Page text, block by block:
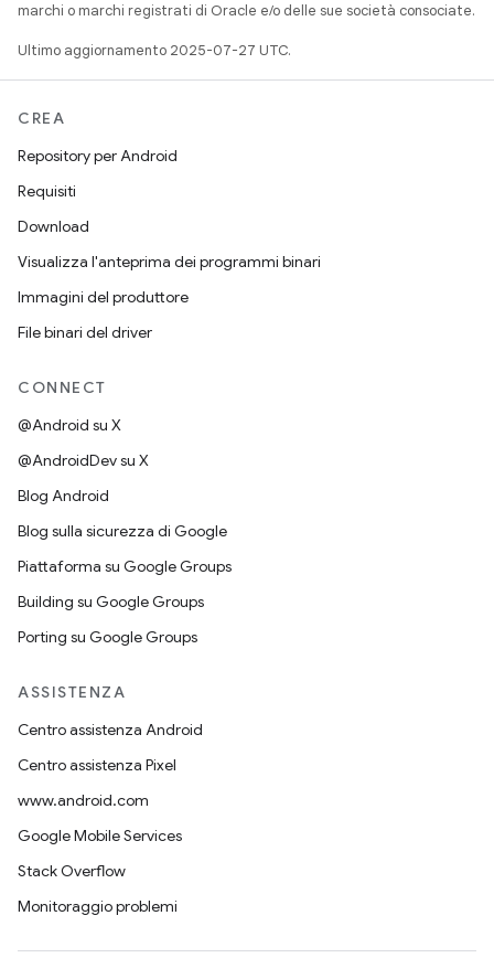
marchi o marchi registrati di Oracle e/o delle sue società consociate.
Ultimo aggiornamento 2025-07-27 UTC.
CREA
Repository per Android
Requisiti
Download
Visualizza l'anteprima dei programmi binari
Immagini del produttore
File binari del driver
CONNECT
@Android su X
@AndroidDev su X
Blog Android
Blog sulla sicurezza di Google
Piattaforma su Google Groups
Building su Google Groups
Porting su Google Groups
ASSISTENZA
Centro assistenza Android
Centro assistenza Pixel
www.android.com
Google Mobile Services
Stack Overflow
Monitoraggio problemi